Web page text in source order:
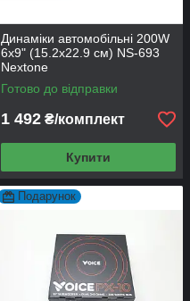
Динаміки автомобільні 200W
6х9" (15.2х22.9 см) NS-693
Nextone
Готово до відправки
1 492 ₴/комплект
Купити
Подарунок